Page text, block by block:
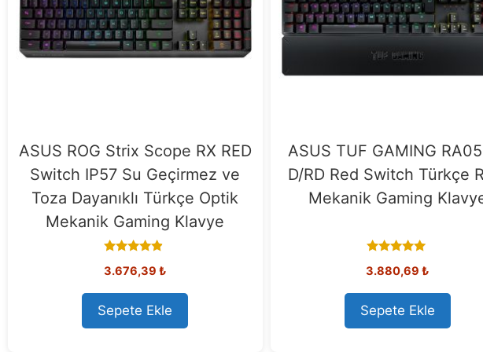
ASUS ROG Strix Scope RX RED
Switch IP57 Su Geçirmez ve
Toza Dayanıklı Türkçe Optik
Mekanik Gaming Klavye
out of 5
3.676,39₺
Sepete Ekle
ASUS TUF GAMING
D/RD Red Switch Türkçe
Mekanik Gaming
out of 5
3.880,69₺
Sepete Ekle